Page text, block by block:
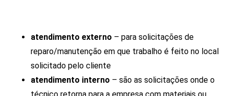
atendimento externo – para solicitações de
reparo/manutenção em que trabalho é feito no local
solicitado pelo cliente
atendimento interno – são as solicitações onde o